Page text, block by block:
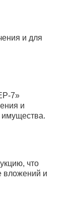
и для
7»
и
имущества.
что
вложений и